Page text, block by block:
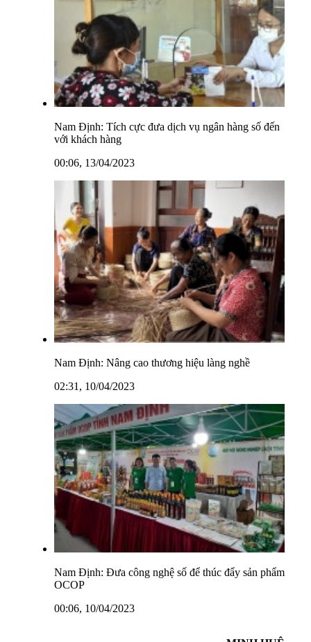
Nam Định: Tích cực đưa dịch vụ ngân hàng số đến
với khách hàng
00:06, 13/04/2023
Nam Định: Nâng cao thương hiệu làng nghề
02:31, 10/04/2023
Nam Định: Đưa công nghệ số để thúc đẩy sản phẩm
OCOP
00:06, 10/04/2023